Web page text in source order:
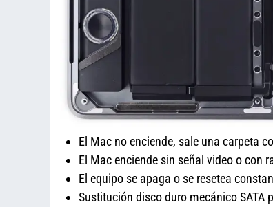
El Mac no enciende, sale una carpeta
El Mac enciende sin señal video o con
El equipo se apaga o se resetea
Sustitución disco duro mecánico SATA